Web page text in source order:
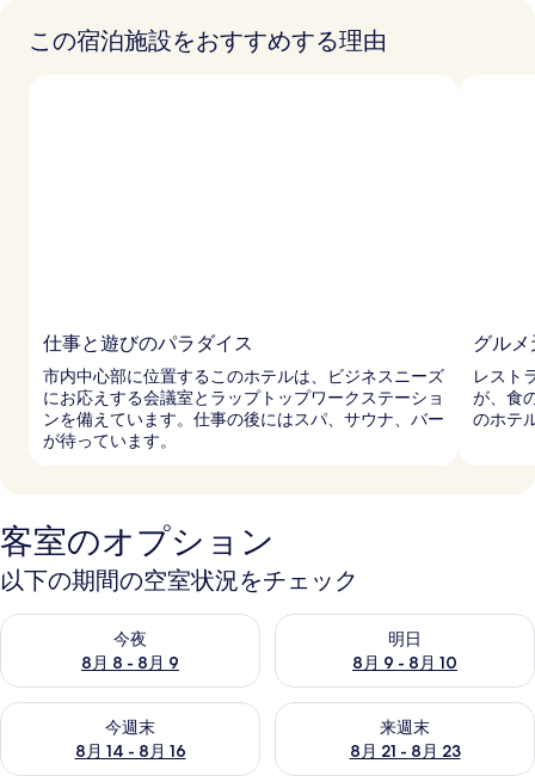
この宿泊施設をおすすめする理由
仕事と遊びのパラダイス
市内中心部に位置するこのホテルは、ビジネスニーズ
にお応えする会議室とラップトップワークステーショ
ンを備えています。仕事の後にはスパ、サウナ、バー
が待っています。
グルメ
レスト
が、食
のホテ
客室のオプション
以下の期間の空室状況をチェック
今夜
8月 8 - 8月 9
今夜 8月 8 - 8月 9 の空室状況をチェック
明日
8月 9 - 8月 10
明日 8月 9 - 8月 10 の空室状
今週末
8月 14 - 8月 16
今週末 8月 14 - 8月 16 の空室状況をチェック
来週末
8月 21 - 8月 23
来週末 8月 21 - 8月 23 の空室